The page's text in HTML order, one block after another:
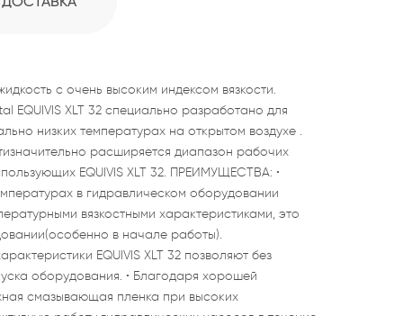
с очень высоким индексом вязкости.
EQUIVIS XLT 32 специально разработано для
низких температурах на открытом воздухе .
расширяется диапазон рабочих
EQUIVIS XLT 32. ПРЕИМУЩЕСТВА: •
в гидравлическом оборудовании
вязкостными характеристиками, это
в начале работы).
EQUIVIS XLT 32 позволяют без
оборудования. • Благодаря хорошей
смазывающая пленка при высоких